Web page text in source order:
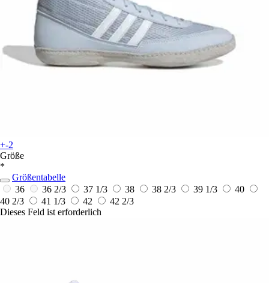
+-2
Größe
*
Größentabelle
36
36 2/3 37 1/3 38 38 2/3 39 1/3
40
40 2/3
41 1/3 42
42 2/3
Dieses Feld ist erforderlich